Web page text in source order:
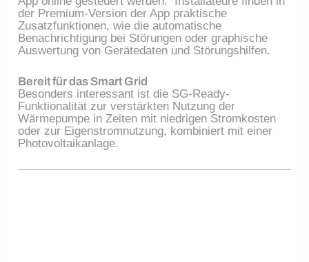
der Premium-Version der App praktische
Zusatzfunktionen, wie die automatische
Benachrichtigung bei Störungen oder graphische
Auswertung von Gerätedaten und Störungshilfen.
Bereit für das Smart Grid
Besonders interessant ist die SG-Ready-
Funktionalität zur verstärkten Nutzung der
Wärmepumpe in Zeiten mit niedrigen Stromkosten
oder zur Eigenstromnutzung, kombiniert mit einer
Photovoltaikanlage.